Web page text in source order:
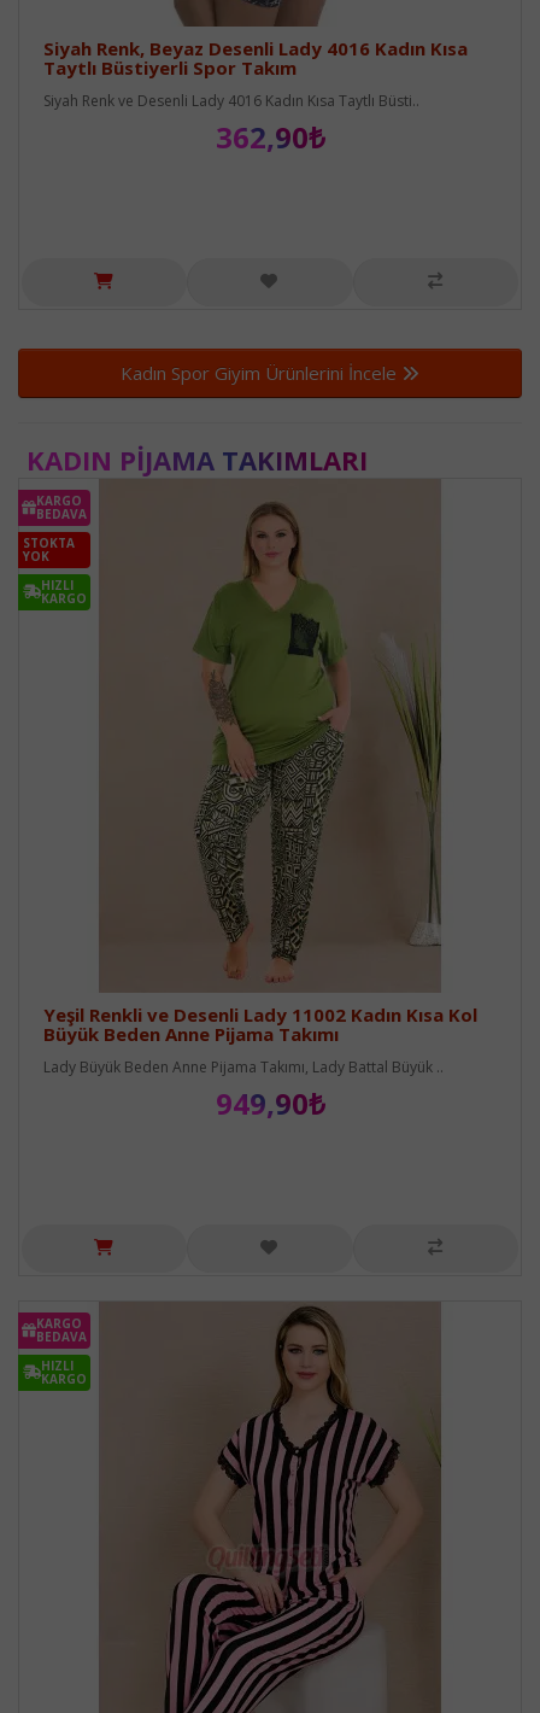
Siyah Renk, Beyaz Desenli Lady 4016 Kadın Kısa
Taytlı Büstiyerli Spor Takım
Siyah Renk ve Desenli Lady 4016 Kadın Kısa Taytlı Büsti..
362,90₺
Kadın Spor Giyim Ürünlerini İncele
KADIN PIJAMA TAKIMLARI
KARGO
BEDAVA
STOKTA
YOK
HIZLI
KARGO
Yeşil Renkli ve Desenli Lady 11002 Kadın Kısa Kol
Büyük Beden Anne Pijama Takımı
Lady Büyük Beden Anne Pijama Takımı, Lady Battal Büyük ..
949,90₺
KARGO
BEDAVA
HIZLI
KARGO